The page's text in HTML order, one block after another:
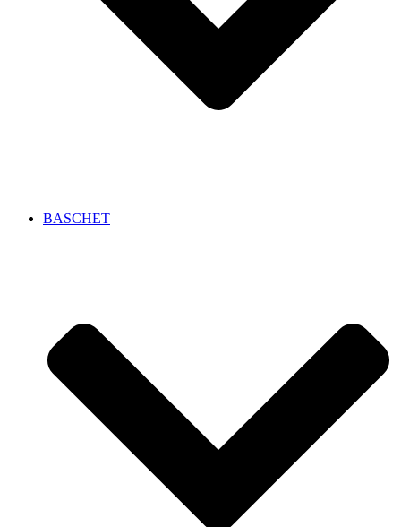
BASCHET